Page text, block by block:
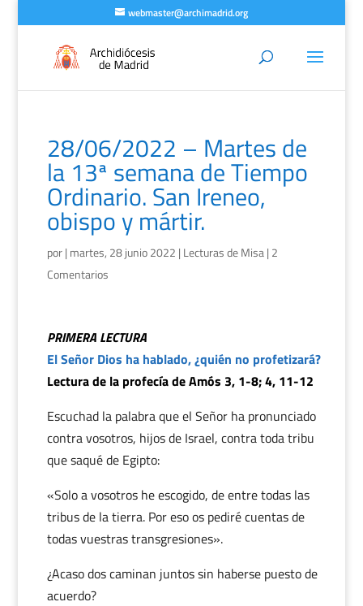
webmaster@archimadrid.org
28/06/2022 – Martes de
la 13ª semana de Tiempo
Ordinario. San Ireneo,
obispo y mártir.
por| martes, 28 junio 2022 | Lecturas de Misa| 2
Comentarios
PRIMERA LECTURA
El Señor Dios ha hablado, ¿quién no profetizará?
Lectura de la profecía de Amós 3, 1-8; 4, 11-12
Escuchad la palabra que el Señor ha pronunciado
contra vosotros, hijos de Israel, contra toda tribu
que saqué de Egipto:
«Solo a vosotros he escogido, de entre todas las
tribus de la tierra. Por eso os pediré cuentas de
todas vuestras transgresiones».
¿Acaso dos caminan juntos sin haberse puesto de
acuerdo?